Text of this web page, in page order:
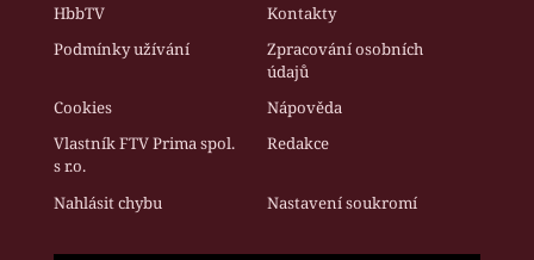
HbbTV
Kontakty
Podmínky užívání
Zpracování osobních
údajů
Cookies
Nápověda
Vlastník FTV Prima spol.
s r.o.
Redakce
Nahlásit chybu Nastavení soukromí